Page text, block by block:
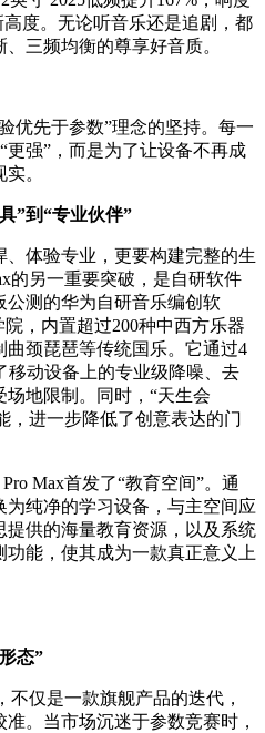
度。无论听音乐还是追剧，都
三频均衡的尊享好音质。
优先于参数”理念的坚持。每一
更强”，而是为了让设备不再成
。
”到“专业伙伴”
体验专业，更要构建完整的生
的另一重要突破，是自研软件
测的华为自研音乐编创软
，内置超过200种中西方乐器
颈琵琶等传统国乐。它通过4
动设备上的专业级降噪、去
地限制。同时，“天生会
，进一步降低了创意表达的门
Max首发了“教育空间”。通
纯净的学习设备，与主空间应
提供的海量教育资源，以及系统
能，使其成为一款真正意义上
态”
不仅是一款旗舰产品的迭代，
。当市场沉迷于参数竞赛时，